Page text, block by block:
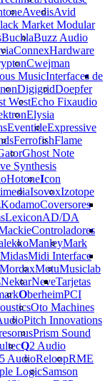
AvedisAvid
Market Modular
BuchlaBuzz Audio
Connex
Cwejman
Music
DigigridDoepfer
WestEcho Fix
Elysia
EventideExpressive
FerrofishFlame
Ghost Note
Synthesis
HotoneIcon
IsovoxIzotope
Kodamo
Lexicon
ManleyMark
Midas
MordaxMotuMusiclab
NektarNeve
Oberheim
Oto Machines
Pitch Innovations
Prism Sound
Q2 Audio
AudioReloopRME
LogicSamson
Hardware
Interfaces de
audio
Coversores
AD/DA
Controladores
Midi Interface
Tarjetas
PCI